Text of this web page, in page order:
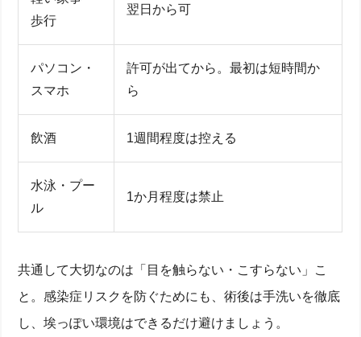
歩行
翌日から可
パソコン・
スマホ
許可が出てから。最初は短時間か
ら
飲酒 1週間程度は控える
水泳・プー
ル
1か月程度は禁止
共通して大切なのは「目を触らない・こすらない」こ
と。感染症リスクを防ぐためにも、術後は手洗いを徹底
し、埃っぽい環境はできるだけ避けましょう。